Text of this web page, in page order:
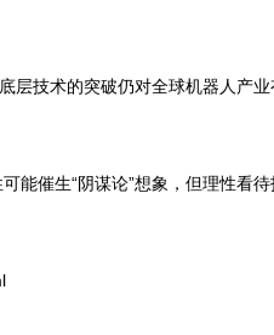
层技术的突破仍对全球机器人产
能催生“阴谋论”想象，但理性看